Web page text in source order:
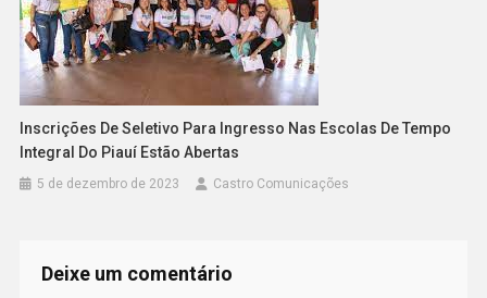
Inscrições De Seletivo Para Ingresso Nas Escolas De Tempo
Integral Do Piauí Estão Abertas
5 de dezembro de 2023 Castro Comunicações
Deixe um comentário